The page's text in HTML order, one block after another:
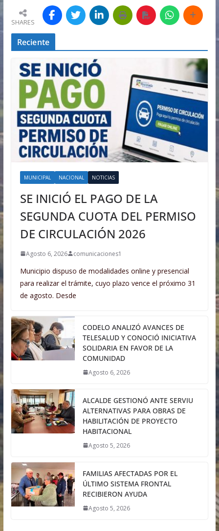
SHARES
Reciente
MUNICIPAL NACIONAL NOTICIAS
SE INICIÓ EL PAGO DE LA
SEGUNDA CUOTA DEL PERMISO
DE CIRCULACIÓN 2026
Agosto 6, 2026 comunicaciones1
Municipio dispuso de modalidades online y presencial
para realizar el trámite, cuyo plazo vence el próximo 31
de agosto. Desde
CODELO ANALIZÓ AVANCES DE
TELESALUD Y CONOCIÓ INICIATIVA
SOLIDARIA EN FAVOR DE LA
COMUNIDAD
Agosto 6, 2026
ALCALDE GESTIONÓ ANTE SERVIU
ALTERNATIVAS PARA OBRAS DE
HABILITACIÓN DE PROYECTO
HABITACIONAL
Agosto 5, 2026
FAMILIAS AFECTADAS POR EL
ÚLTIMO SISTEMA FRONTAL
RECIBIERON AYUDA
Agosto 5, 2026